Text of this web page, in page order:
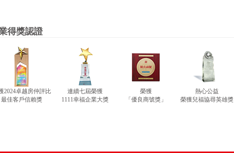
得獎認證
2024卓越房仲評比
最佳客戶信賴獎
連續七屆榮獲
1111幸福企業大獎
榮獲
「優良商號獎」
熱心公益
榮獲兒福協尋英雄獎